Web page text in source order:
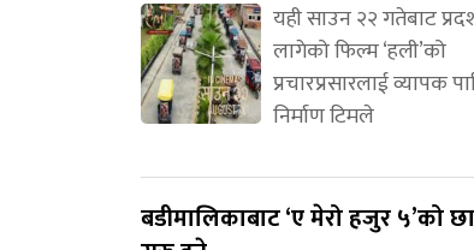
यही साउन २२ गतेबाट
लागेको फिल्म ‘हली’को
प्रचारप्रसारलाई व्यापक
निर्माण टिमले
बडीमालिकाबाट ‘ए मेरो हजुर ५’को